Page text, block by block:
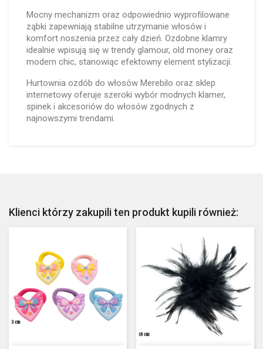
Mocny mechanizm oraz odpowiednio wyprofilowane
ząbki zapewniają stabilne utrzymanie włosów i
komfort noszenia przez cały dzień. Ozdobne klamry
idealnie wpisują się w trendy glamour, old money oraz
modern chic, stanowiąc efektowny element stylizacji.
Hurtownia ozdób do włosów Merebilo oraz sklep
internetowy oferuje szeroki wybór modnych klamer,
spinek i akcesoriów do włosów zgodnych z
najnowszymi trendami.
Klienci którzy zakupili ten produkt kupili również: